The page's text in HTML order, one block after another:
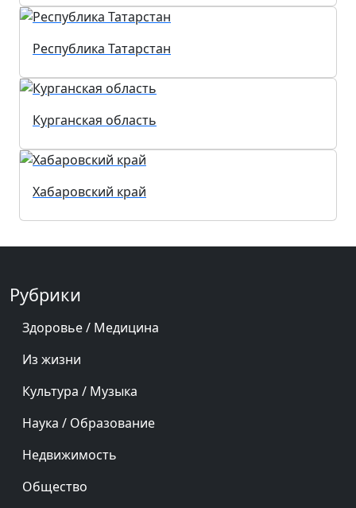
Республика Татарстан
Курганская область
Хабаровский край
Рубрики
Здоровье / Медицина
Из жизни
Культура / Музыка
Наука / Образование
Недвижимость
Общество